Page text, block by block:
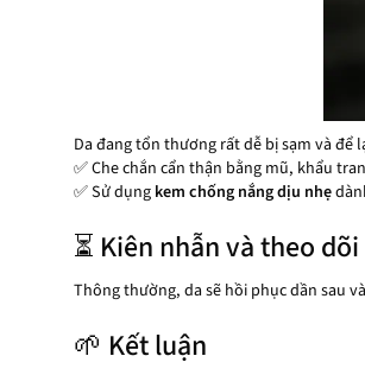
Da đang tổn thương rất dễ bị sạm và để
✅ Che chắn cẩn thận bằng mũ, khẩu
✅ Sử dụng kem chống nắng dịu nhẹ
⏳ Kiên nhẫn và theo dõi
Thông thường, da sẽ hồi phục dần sau
🌱 Kết luận